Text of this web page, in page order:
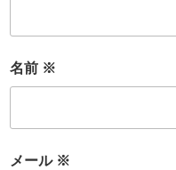
名前 ※
メール ※